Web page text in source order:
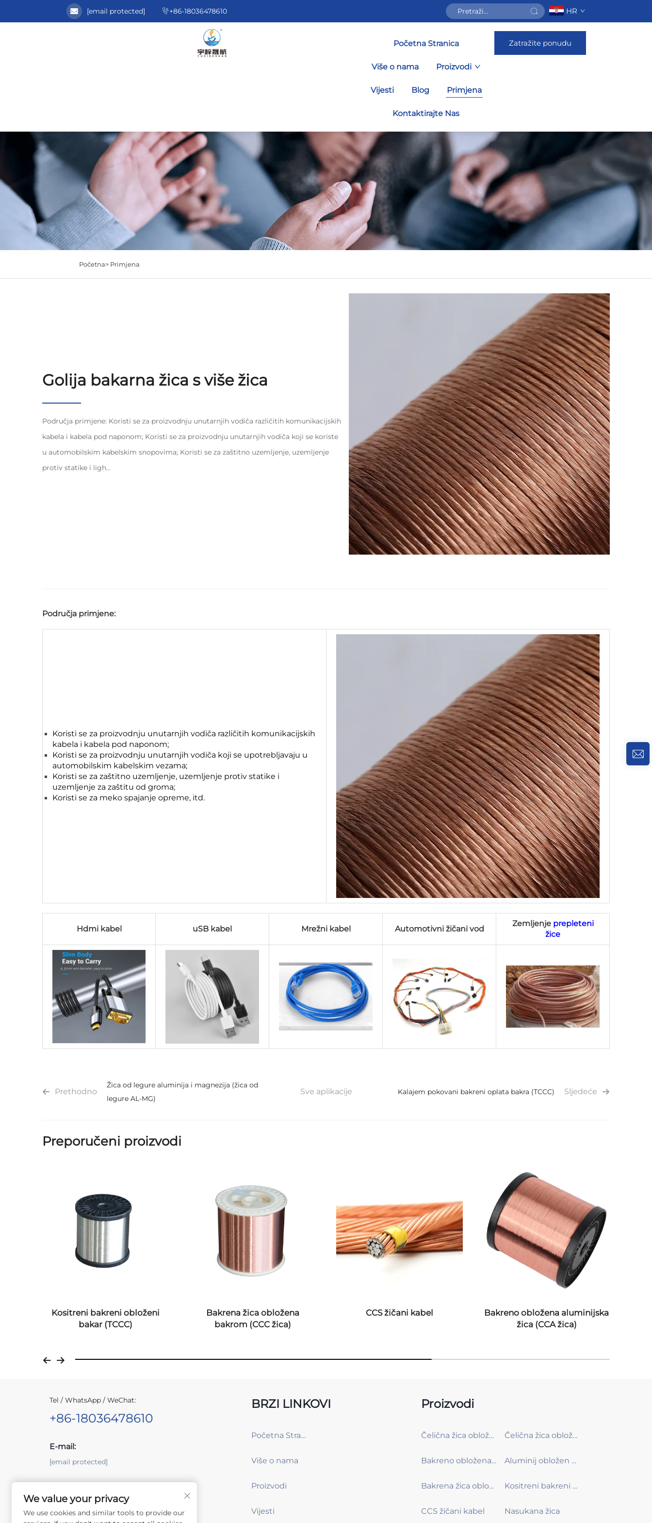
[email protected] +86-18036478610 HR
Početna Stranica
Više o nama Proizvodi
Vijesti Blog Primjena
Kontaktirajte Nas
Zatražite ponudu
Početna> Primjena
Golija bakarna žica s više žica
Područja primjene: Koristi se za proizvodnju unutarnjih vodiča različitih komunikacijskih
kabela i kabela pod naponom; Koristi se za proizvodnju unutarnjih vodiča koji se koriste
u automobilskim kabelskim snopovima; Koristi se za zaštitno uzemljenje, uzemljenje
protiv statike i ligh...
Područja primjene:
Koristi se za proizvodnju unutarnjih vodiča različitih komunikacijskih
kabela i kabela pod naponom;
Koristi se za proizvodnju unutarnjih vodiča koji se upotrebljavaju u
automobilskim kabelskim vezama;
Koristi se za zaštitno uzemljenje, uzemljenje protiv statike i
uzemljenje za zaštitu od groma;
Koristi se za meko spajanje opreme, itd.
Hdmi kabel uSB kabel Mrežni kabel Automotivni žičani vod
Zemljenje prepleteni
žice
Prethodno
Žica od legure aluminija i magnezija (žica od
legure AL-MG)
Sve aplikacije Sljedeće
Kalajem pokovani bakreni oplata bakra (TCCC)
Preporučeni proizvodi
Kositreni bakreni obloženi
bakar (TCCC)
Bakrena žica obložena
bakrom (CCC žica)
CCS žičani kabel
Bakreno obložena aluminijska
žica (CCA žica)
Tel / WhatsApp / WeChat:
+86-18036478610
E-mail:
[email protected]
No.6, Zhensheng Road, Lijia Town, Wujin
District, Changzhou City, Jiangsu Province
BRZI LINKOVI
Početna Stranica
Više o nama
Proizvodi
Vijesti
Proizvodi
Čelična žica obložena bakrom (CCS žica) Čelična žica obložena kositrom i bakrom (T-CCS žica)
Bakreno obložena aluminijska žica (CCA žica) Aluminij obložen bakrom s kalajem (T-CCA)
Bakrena žica obložena bakrom (CCC žica) Kositreni bakreni obloženi bakar (TCCC)
CCS žičani kabel Nasukana žica
We value your privacy
We use cookies and similar tools to provide our